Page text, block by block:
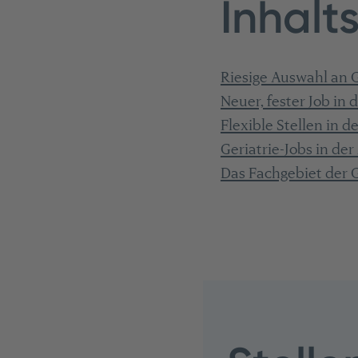
Riesige Auswahl an
Neuer, fester Job in
Flexible Stellen in
Geriatrie-Jobs in
Das Fachgebiet der